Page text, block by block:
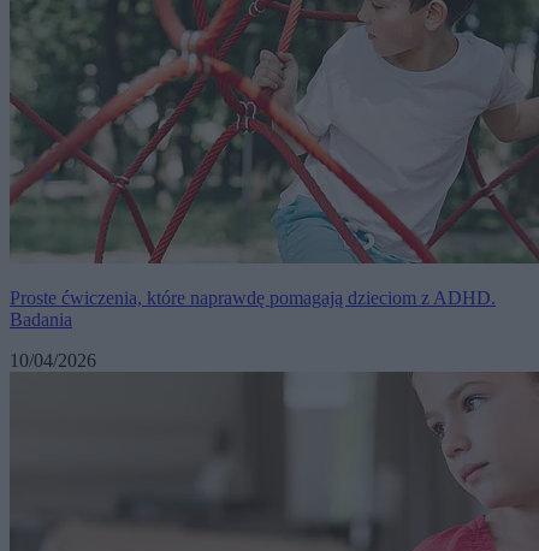
Proste ćwiczenia, które naprawdę pomagają dzieciom z ADHD.
Badania
10/04/2026